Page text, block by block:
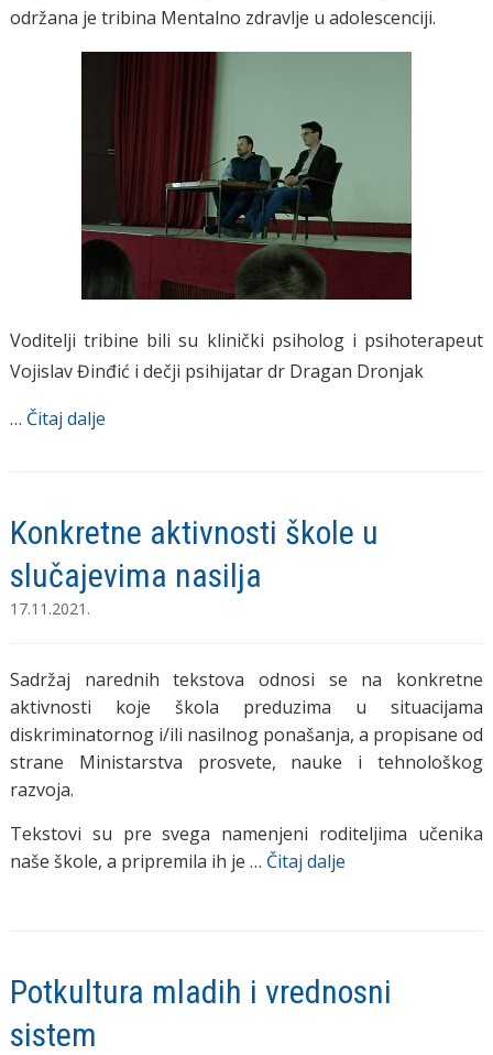
održana je tribina Mentalno zdravlje u adolescenciji.
Voditelji tribine bili su klinički psiholog i psihoterapeut
Vojislav Đinđić i dečji psihijatar dr Dragan Dronjak
… Čitaj dalje
Konkretne aktivnosti škole u
slučajevima nasilja
17.11.2021.
Sadržaj narednih tekstova odnosi se na konkretne
aktivnosti koje škola preduzima u situacijama
diskriminatornog i/ili nasilnog ponašanja, a propisane od
strane Ministarstva prosvete, nauke i tehnološkog
razvoja.
Tekstovi su pre svega namenjeni roditeljima učenika
naše škole, a pripremila ih je … Čitaj dalje
Potkultura mladih i vrednosni
sistem